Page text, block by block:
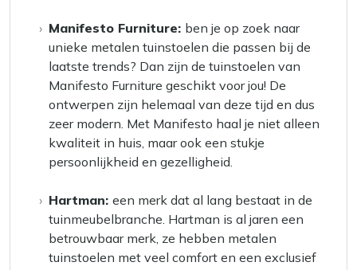
Manifesto Furniture: ben je op zoek naar
unieke metalen tuinstoelen die passen bij de
laatste trends? Dan zijn de tuinstoelen van
Manifesto Furniture geschikt voor jou! De
ontwerpen zijn helemaal van deze tijd en dus
zeer modern. Met Manifesto haal je niet alleen
kwaliteit in huis, maar ook een stukje
persoonlijkheid en gezelligheid.
Hartman: een merk dat al lang bestaat in de
tuinmeubelbranche. Hartman is al jaren een
betrouwbaar merk, ze hebben metalen
tuinstoelen met veel comfort en een exclusief